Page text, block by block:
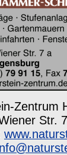
Zentrum
Str.